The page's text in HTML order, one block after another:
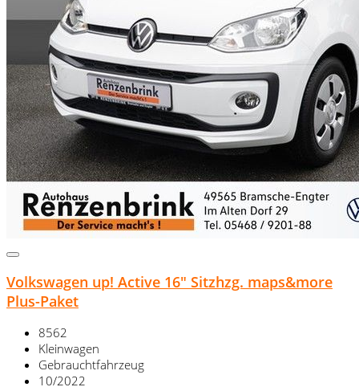
Volkswagen up! Active 16" Sitzhzg. maps&more
Plus-Paket
8562
Kleinwagen
Gebrauchtfahrzeug
10/2022